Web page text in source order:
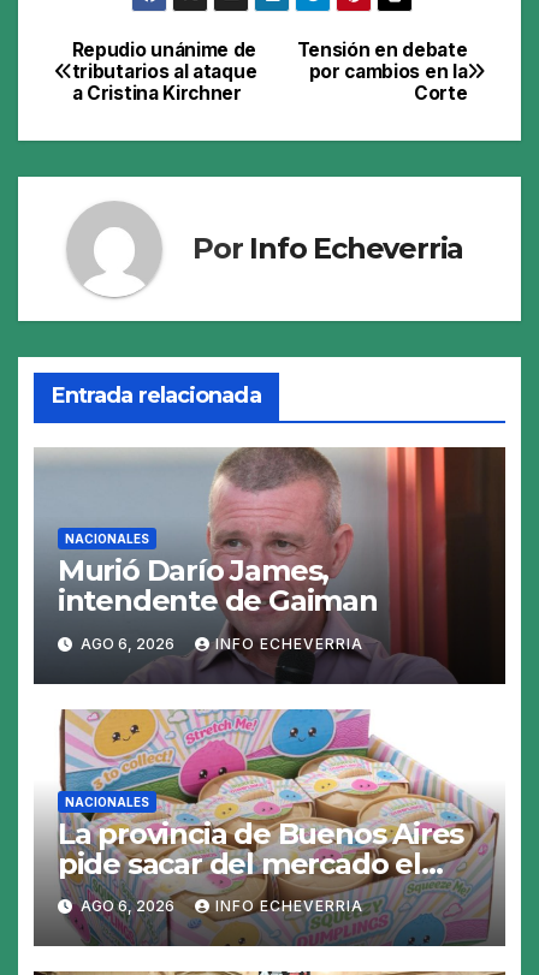
Navegación
de
Tensión en debate
por cambios en la
Corte
Repudio unánime de
tributarios al ataque
a Cristina Kirchner
Por Info Echeverria
Entrada relacionada
NACIONALES
Murió Darío James,
intendente de Gaiman
AGO 6, 2026 INFO ECHEVERRIA
NACIONALES
La provincia de Buenos Aires
pide sacar del mercado el
«Squeezy Dumpling», un
juguete «tóxico»
AGO 6, 2026 INFO ECHEVERRIA